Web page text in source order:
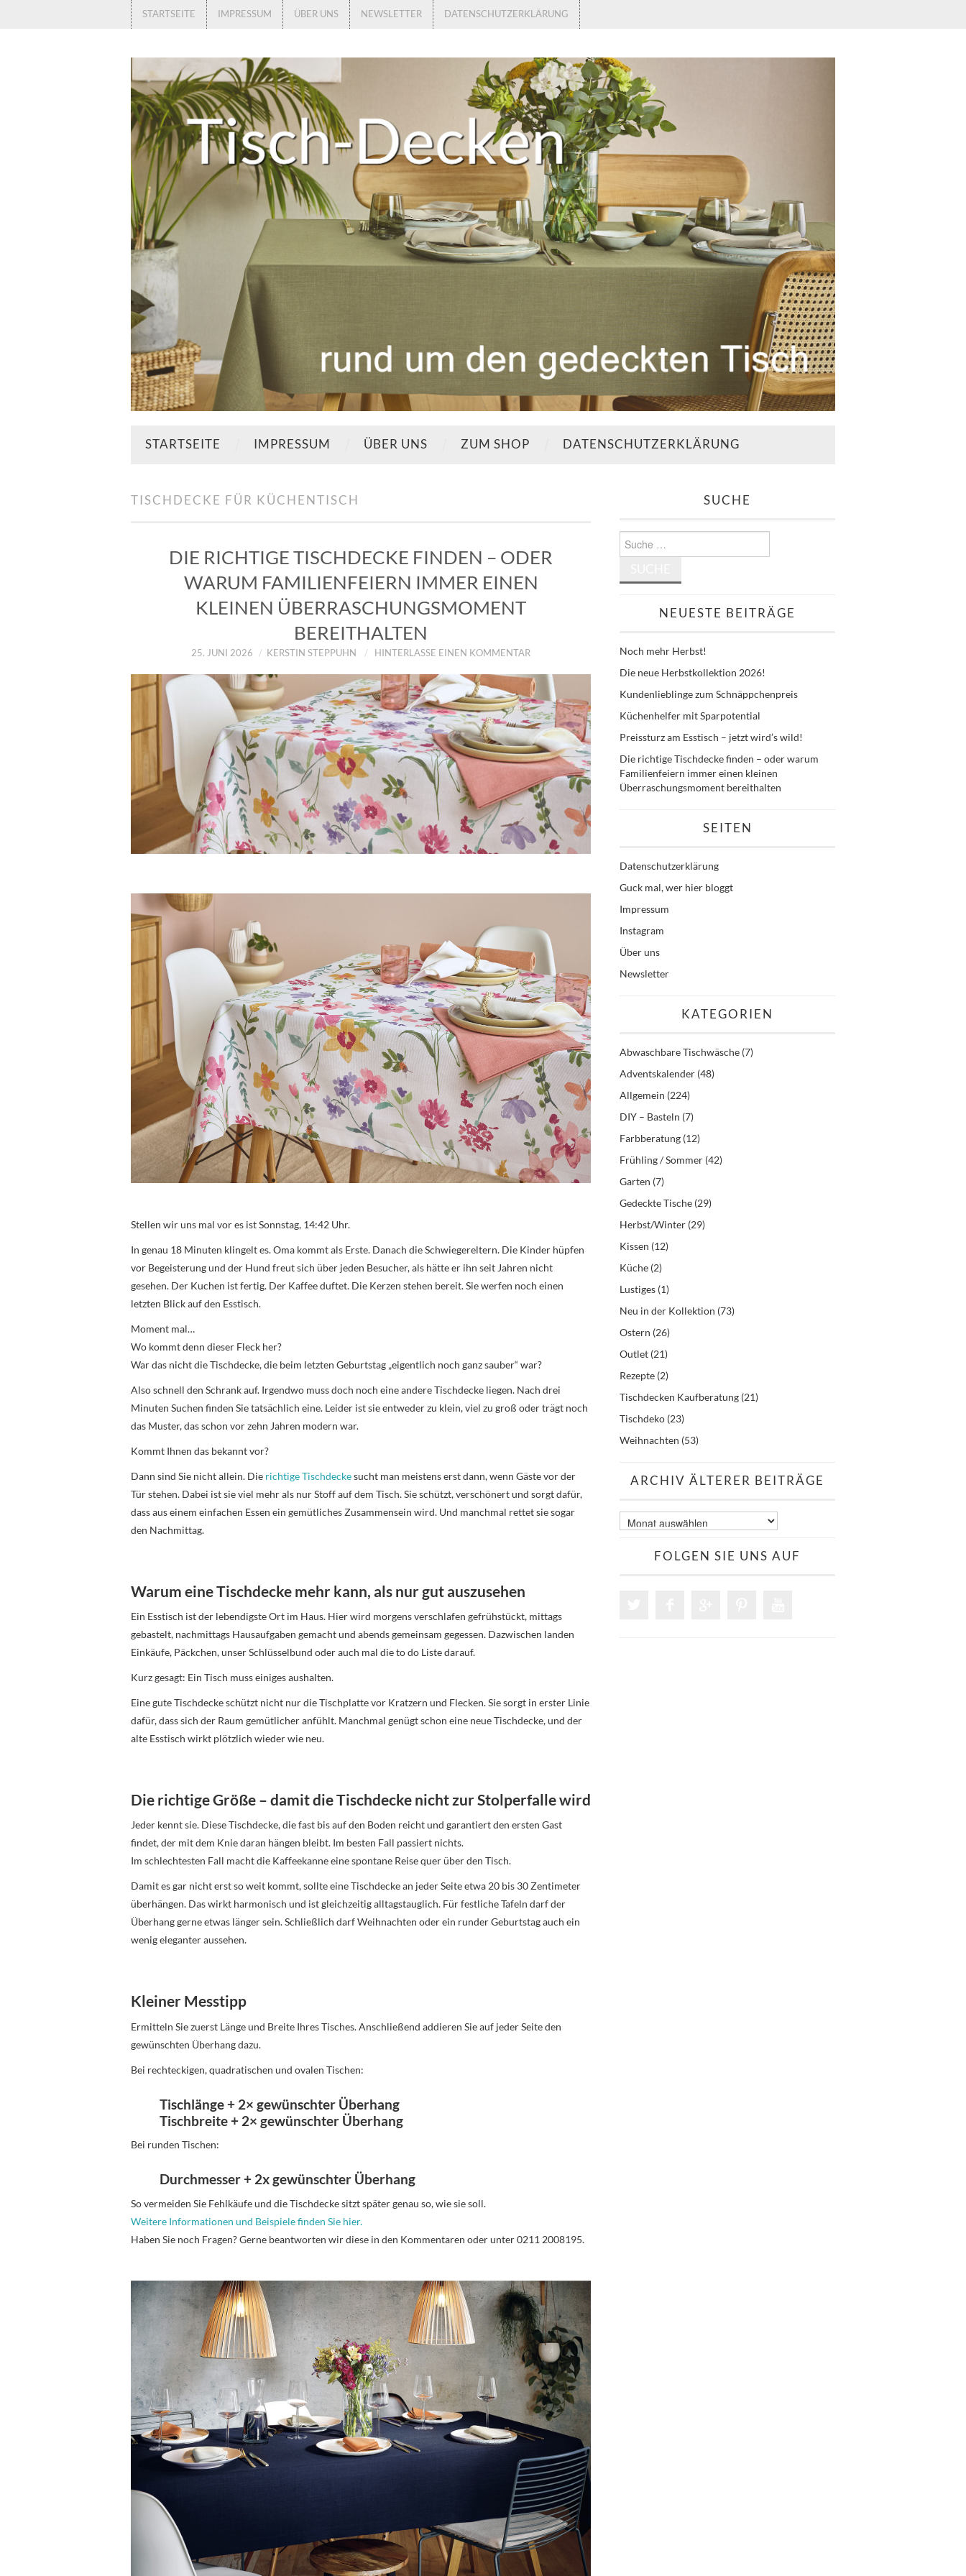
STARTSEITE IMPRESSUM ÜBER UNS NEWSLETTER DATENSCHUTZERKLÄRUNG
STARTSEITE IMPRESSUM ÜBER UNS ZUM SHOP DATENSCHUTZERKLÄRUNG
TISCHDECKE FÜR KÜCHENTISCH
DIE RICHTIGE TISCHDECKE FINDEN – ODER
WARUM FAMILIENFEIERN IMMER EINEN
KLEINEN ÜBERRASCHUNGSMOMENT
BEREITHALTEN
25. JUNI 2026 KERSTIN STEPPUHN HINTERLASSE EINEN KOMMENTAR
Stellen wir uns mal vor es ist Sonnstag, 14:42 Uhr.
In genau 18 Minuten klingelt es. Oma kommt als Erste. Danach die Schwiegereltern. Die Kinder hüpfen
vor Begeisterung und der Hund freut sich über jeden Besucher, als hätte er ihn seit Jahren nicht
gesehen. Der Kuchen ist fertig. Der Kaffee duftet. Die Kerzen stehen bereit. Sie werfen noch einen
letzten Blick auf den Esstisch.
Moment mal…
Wo kommt denn dieser Fleck her?
War das nicht die Tischdecke, die beim letzten Geburtstag „eigentlich noch ganz sauber“ war?
Also schnell den Schrank auf. Irgendwo muss doch noch eine andere Tischdecke liegen. Nach drei
Minuten Suchen finden Sie tatsächlich eine. Leider ist sie entweder zu klein, viel zu groß oder trägt noch
das Muster, das schon vor zehn Jahren modern war.
Kommt Ihnen das bekannt vor?
Dann sind Sie nicht allein. Die richtige Tischdeckesucht man meistens erst dann, wenn Gäste vor der
Tür stehen. Dabei ist sie viel mehr als nur Stoff auf dem Tisch. Sie schützt, verschönert und sorgt dafür,
dass aus einem einfachen Essen ein gemütliches Zusammensein wird. Und manchmal rettet sie sogar
den Nachmittag.
Warum eine Tischdecke mehr kann, als nur gut auszusehen
Ein Esstisch ist der lebendigste Ort im Haus. Hier wird morgens verschlafen gefrühstückt, mittags
gebastelt, nachmittags Hausaufgaben gemacht und abends gemeinsam gegessen. Dazwischen landen
Einkäufe, Päckchen, unser Schlüsselbund oder auch mal die to do Liste darauf.
Kurz gesagt: Ein Tisch muss einiges aushalten.
Eine gute Tischdecke schützt nicht nur die Tischplatte vor Kratzern und Flecken. Sie sorgt in erster Linie
dafür, dass sich der Raum gemütlicher anfühlt. Manchmal genügt schon eine neue Tischdecke, und der
alte Esstisch wirkt plötzlich wieder wie neu.
Die richtige Größe – damit die Tischdecke nicht zur Stolperfalle wird
Jeder kennt sie. Diese Tischdecke, die fast bis auf den Boden reicht und garantiert den ersten Gast
findet, der mit dem Knie daran hängen bleibt. Im besten Fall passiert nichts.
Im schlechtesten Fall macht die Kaffeekanne eine spontane Reise quer über den Tisch.
Damit es gar nicht erst so weit kommt, sollte eine Tischdecke an jeder Seite etwa 20 bis 30 Zentimeter
überhängen. Das wirkt harmonisch und ist gleichzeitig alltagstauglich. Für festliche Tafeln darf der
Überhang gerne etwas länger sein. Schließlich darf Weihnachten oder ein runder Geburtstag auch ein
wenig eleganter aussehen.
Kleiner Messtipp
Ermitteln Sie zuerst Länge und Breite Ihres Tisches. Anschließend addieren Sie auf jeder Seite den
gewünschten Überhang dazu.
Bei rechteckigen, quadratischen und ovalen Tischen:
Tischlänge + 2× gewünschter Überhang
Tischbreite + 2× gewünschter Überhang
Bei runden Tischen:
Durchmesser + 2x gewünschter Überhang
So vermeiden Sie Fehlkäufe und die Tischdecke sitzt später genau so, wie sie soll.
Weitere Informationen und Beispiele finden Sie hier.
Haben Sie noch Fragen? Gerne beantworten wir diese in den Kommentaren oder unter 0211 2008195.
SUCHE
Suche
nach:
NEUESTE BEITRÄGE
Noch mehr Herbst!
Die neue Herbstkollektion 2026!
Kundenlieblinge zum Schnäppchenpreis
Küchenhelfer mit Sparpotential
Preissturz am Esstisch – jetzt wird’s wild!
Die richtige Tischdecke finden – oder warum
Familienfeiern immer einen kleinen
Überraschungsmoment bereithalten
SEITEN
Datenschutzerklärung
Guck mal, wer hier bloggt
Impressum
Instagram
Über uns
Newsletter
KATEGORIEN
Abwaschbare Tischwäsche (7)
Adventskalender (48)
Allgemein (224)
DIY – Basteln (7)
Farbberatung (12)
Frühling / Sommer (42)
Garten (7)
Gedeckte Tische (29)
Herbst/Winter (29)
Kissen (12)
Küche (2)
Lustiges (1)
Neu in der Kollektion (73)
Ostern (26)
Outlet (21)
Rezepte (2)
Tischdecken Kaufberatung (21)
Tischdeko (23)
Weihnachten (53)
ARCHIV ÄLTERER BEITRÄGE
Archiv
älterer
FOLGEN SIE UNS AUF